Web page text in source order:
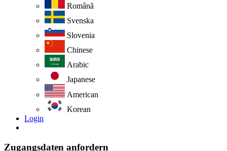
Românã
Svenska
Slovenia
Chinese
Arabic
Japanese
American
Korean
Login
Zugangsdaten anfordern